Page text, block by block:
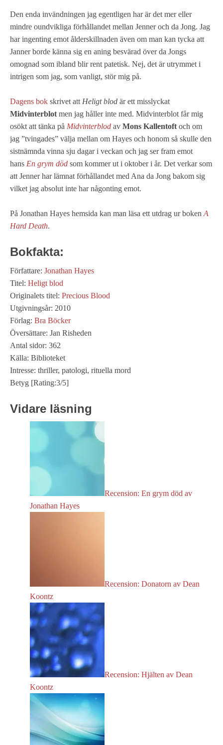
Den enda invändningen jag egentligen har är det mer eller
mindre oundvikliga förhållandet mellan Jenner och da Jong. Jag
har ingenting emot ålderskillnaden även om man kan tycka att
Janner borde känna sig en aning besvärad över da Jongs
omognad som ibland blir rent patetisk. Nej, det är utrymmet i
intrigen som jag, som vanligt, stör mig på.
Dagens bok skrivet att Heligt blod är ett misslyckat
Midvinterblot men jag håller inte med. Midvinterblot får mig
osökt att tänka på Midvinterblod av Mons Kallentoft och om
jag ”tvingades” välja mellan om Hayes och honom så skulle den
sistnämnda vinna sju dagar i veckan och jag ser fram emot
hans En grym död som kommer ut i oktober i år. Det verkar som
att Jenner har lämnat förhållandet med Ana da Jong bakom sig
vilket jag absolut inte har någonting emot.
På Jonathan Hayes hemsida kan man läsa ett utdrag ur boken A
Hard Death.
Bokfakta:
Författare: Jonathan Hayes
Titel: Heligt blod
Originalets titel: Precious Blood
Utgivningsår: 2010
Förlag: Bra Böcker
Översättare: Jan Risheden
Antal sidor: 362
Källa: Biblioteket
Intresse: thriller, patologi, rituella mord
Betyg [Rating:3/5]
Vidare läsning
Recension: En grym död av
Jonathan Hayes
Recension: Donatorn av Dean
Koontz
Recension: Hjälten av Dean
Koontz